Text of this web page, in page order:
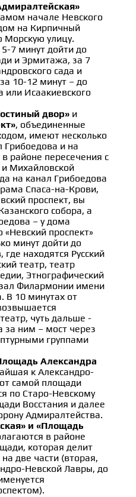
начале Невского
на Кирпичный
Морскую улицу.
7 минут дойти до
и Эрмитажа, за 7
сада и
10-12 минут – до
или Исаакиевского
двор» и
, объединенные
имеют несколько
Грибоедова и на
районе пересечения с
Михайловской
на канал Грибоедова
Спаса-на-Крови,
проспект, вы
собора, а
– у дома
проспект»
минут дойти до
где находятся Русский
театр, театр
Этнографический
Филармонии имени
В 10 минутах от
чуть дальше -
за ним – мост через
группами
Александра
к Александро-
самой площади
по Старо-Невскому
Восстания и далее
Адмиралтейства.
и «Площадь
в районе
которая делит
две части (вторая,
Невской Лавры, до